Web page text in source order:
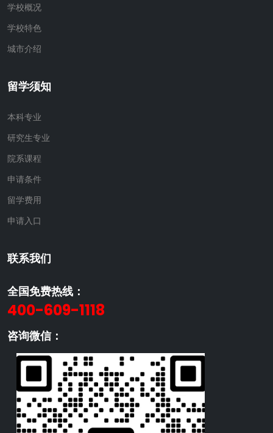
学校概况
学校特色
城市介绍
留学须知
本科专业
研究生专业
院系课程
申请条件
留学费用
申请入口
联系我们
全国免费热线：
400-609-1118
咨询微信：